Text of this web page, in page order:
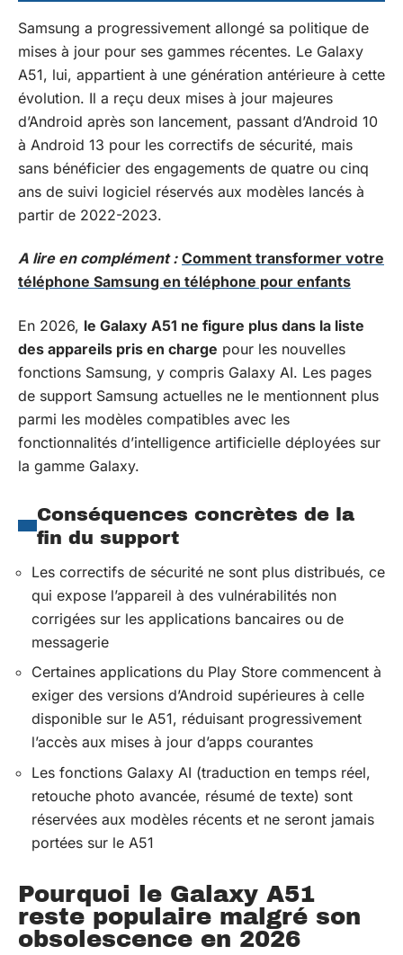
Samsung a progressivement allongé sa politique de
mises à jour pour ses gammes récentes. Le Galaxy
A51, lui, appartient à une génération antérieure à cette
évolution. Il a reçu deux mises à jour majeures
d’Android après son lancement, passant d’Android 10
à Android 13 pour les correctifs de sécurité, mais
sans bénéficier des engagements de quatre ou cinq
ans de suivi logiciel réservés aux modèles lancés à
partir de 2022-2023.
A lire en complément : Comment transformer votre
téléphone Samsung en téléphone pour enfants
En 2026, le Galaxy A51 ne figure plus dans la liste
des appareils pris en charge pour les nouvelles
fonctions Samsung, y compris Galaxy AI. Les pages
de support Samsung actuelles ne le mentionnent plus
parmi les modèles compatibles avec les
fonctionnalités d’intelligence artificielle déployées sur
la gamme Galaxy.
Conséquences concrètes de la
fin du support
Les correctifs de sécurité ne sont plus distribués, ce
qui expose l’appareil à des vulnérabilités non
corrigées sur les applications bancaires ou de
messagerie
Certaines applications du Play Store commencent à
exiger des versions d’Android supérieures à celle
disponible sur le A51, réduisant progressivement
l’accès aux mises à jour d’apps courantes
Les fonctions Galaxy AI (traduction en temps réel,
retouche photo avancée, résumé de texte) sont
réservées aux modèles récents et ne seront jamais
portées sur le A51
Pourquoi le Galaxy A51
reste populaire malgré son
obsolescence en 2026